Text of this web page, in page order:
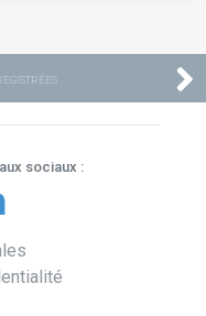
sociaux :